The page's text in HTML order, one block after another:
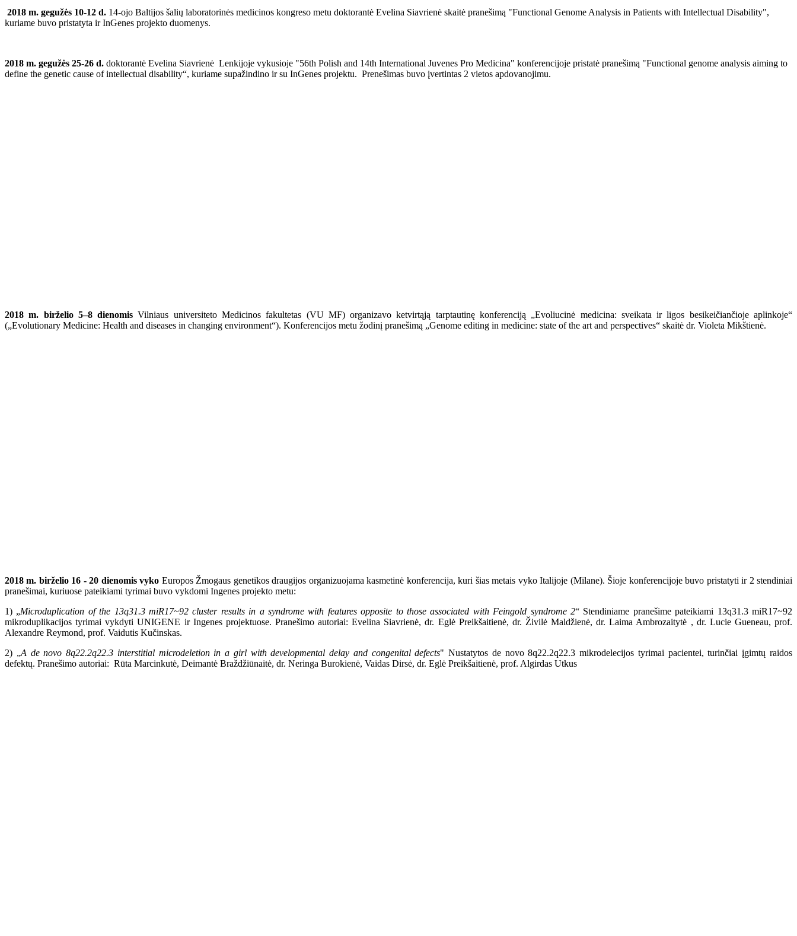
2018 m. gegužės 10-12 d. 14-ojo Baltijos šalių laboratorinės medicinos kongreso metu doktorantė Evelina Siavrienė skaitė pranešimą "Functional Genome Analysis in Patients with Intellectual Disability",
kuriame buvo pristatyta ir InGenes projekto duomenys.
2018 m. gegužės 25-26 d. doktorantė Evelina Siavrienė Lenkijoje vykusioje "56th Polish and 14th International Juvenes Pro Medicina" konferencijoje pristatė pranešimą "Functional genome analysis aiming to
define the genetic cause of intellectual disability“, kuriame supažindino ir su InGenes projektu. Prenešimas buvo įvertintas 2 vietos apdovanojimu.
2018 m. birželio 5–8 dienomis Vilniaus universiteto Medicinos fakultetas (VU MF) organizavo ketvirtąją tarptautinę konferenciją „Evoliucinė medicina: sveikata ir ligos besikeičiančioje aplinkoje“
(„Evolutionary Medicine: Health and diseases in changing environment“). Konferencijos metu žodinį pranešimą „Genome editing in medicine: state of the art and perspectives“ skaitė dr. Violeta Mikštienė.
2018 m. birželio 16 - 20 dienomis vyko Europos Žmogaus genetikos draugijos organizuojama kasmetinė konferencija, kuri šias metais vyko Italijoje (Milane). Šioje konferencijoje buvo pristatyti ir 2 stendiniai
pranešimai, kuriuose pateikiami tyrimai buvo vykdomi Ingenes projekto metu:
1) „Microduplication of the 13q31.3 miR17~92 cluster results in a syndrome with features opposite to those associated with Feingold syndrome 2“ Stendiniame pranešime pateikiami 13q31.3 miR17~92
mikroduplikacijos tyrimai vykdyti UNIGENE ir Ingenes projektuose. Pranešimo autoriai: Evelina Siavrienė, dr. Eglė Preikšaitienė, dr. Živilė Maldžienė, dr. Laima Ambrozaitytė , dr. Lucie Gueneau, prof.
Alexandre Reymond, prof. Vaidutis Kučinskas.
2) „A de novo 8q22.2q22.3 interstitial microdeletion in a girl with developmental delay and congenital defects" Nustatytos de novo 8q22.2q22.3 mikrodelecijos tyrimai pacientei, turinčiai įgimtų raidos
defektų. Pranešimo autoriai: Rūta Marcinkutė, Deimantė Braždžiūnaitė, dr. Neringa Burokienė, Vaidas Dirsė, dr. Eglė Preikšaitienė, prof. Algirdas Utkus